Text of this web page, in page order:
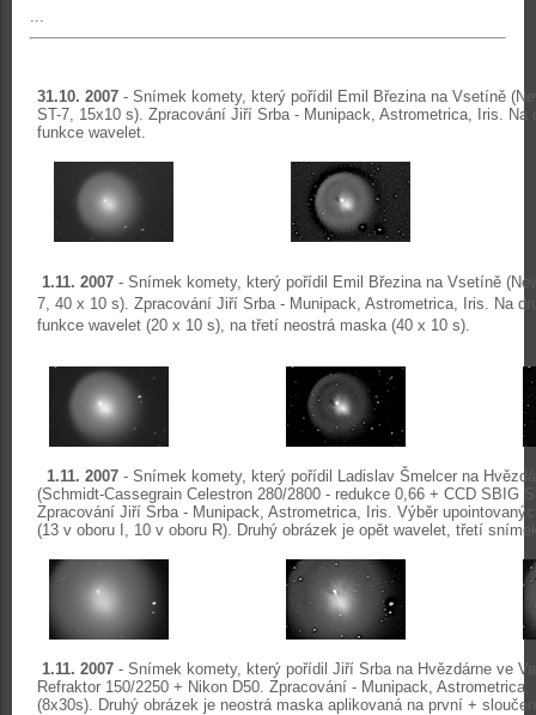
...
31.10. 2007 - Snímek komety, který pořídil Emil Březina na Vsetíně
ST-7, 15x10 s). Zpracování Jiří Srba - Munipack, Astrometrica, Iris. Na
funkce wavelet.
1.11. 2007 - Snímek komety, který pořídil Emil Březina na Vsetíně
7, 40 x 10 s). Zpracování Jiří Srba - Munipack, Astrometrica, Iris. Na
funkce wavelet (20 x 10 s), na třetí neostrá maska (40 x 10 s).
1.11. 2007 - Snímek komety, který pořídil Ladislav Šmelcer na
(Schmidt-Cassegrain Celestron 280/2800 - redukce 0,66 + CCD SBIG
Zpracování Jiří Srba - Munipack, Astrometrica, Iris. Výběr
(13 v oboru I, 10 v oboru R). Druhý obrázek je opět wavelet, třetí
1.11. 2007 - Snímek komety, který pořídil Jiří Srba na Hvězdárne ve
Refraktor 150/2250 + Nikon D50. Zpracování - Munipack,
(8x30s). Druhý obrázek je neostrá maska aplikovaná na první +